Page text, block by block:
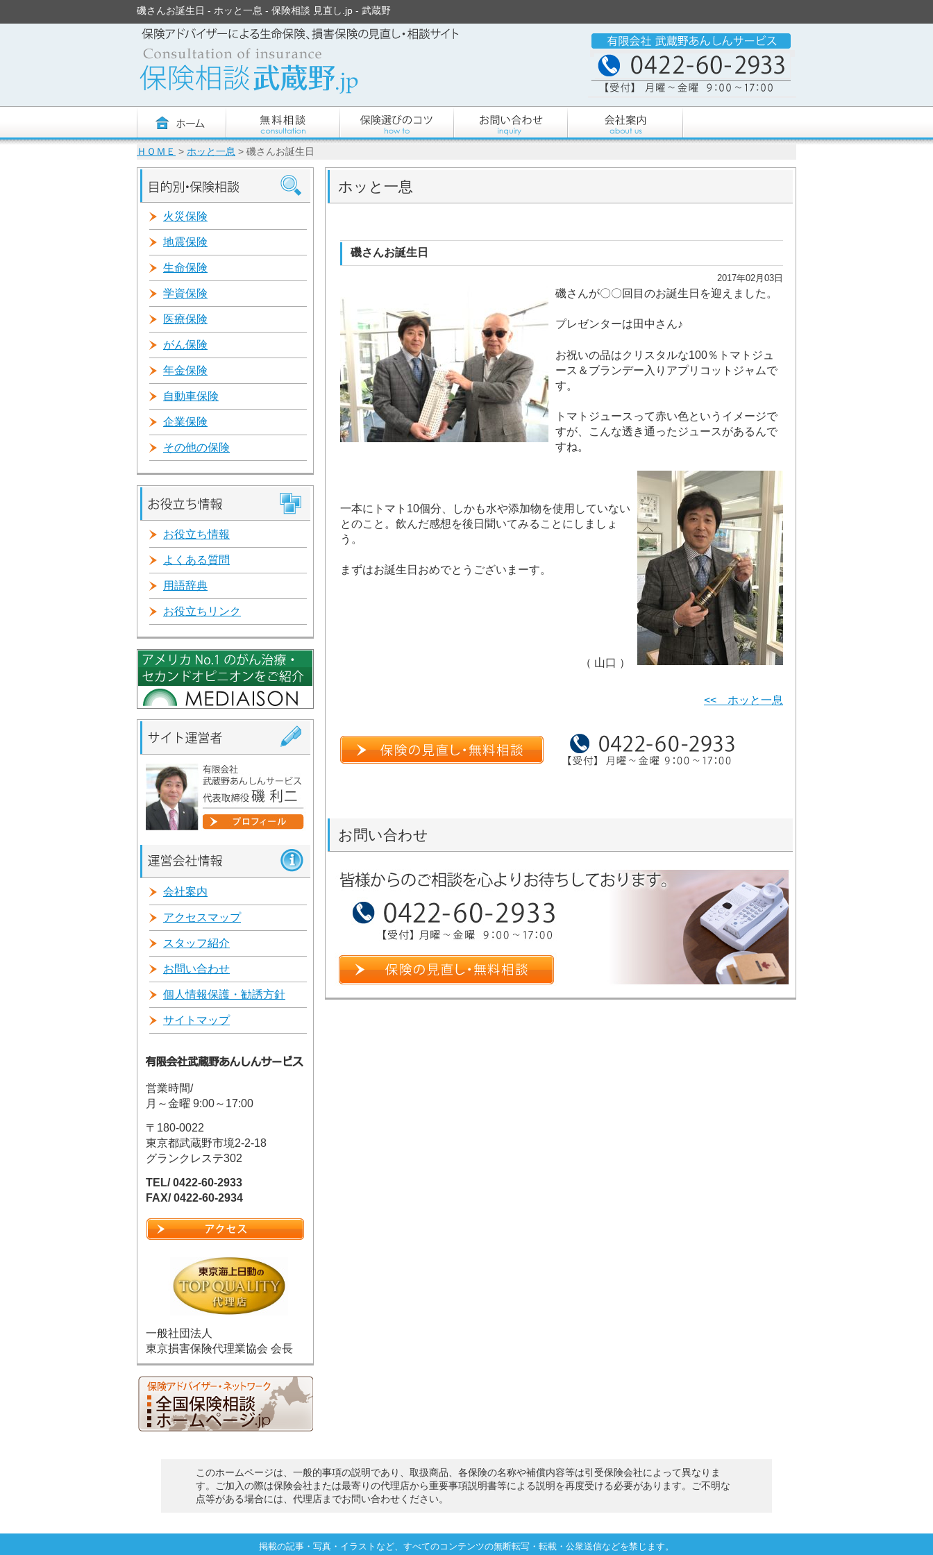
磯さんお誕生日 - ホッと一息 - 保険相談 見直し.jp - 武蔵野
ＨＯＭＥ > ホッと一息 > 磯さんお誕生日
ホッと一息
磯さんお誕生日
2017年02月03日
磯さんが〇〇回目のお誕生日を迎えました。
プレゼンターは田中さん♪
お祝いの品はクリスタルな100％トマトジュ
ース＆ブランデー入りアプリコットジャムで
す。
トマトジュースって赤い色というイメージで
すが、こんな透き通ったジュースがあるんで
すね。
一本にトマト10個分、しかも水や添加物を使用していない
とのこと。飲んだ感想を後日聞いてみることにしましょ
う。
まずはお誕生日おめでとうございまーす。
（ 山口 ）
<< ホッと一息
お問い合わせ
火災保険
地震保険
生命保険
学資保険
医療保険
がん保険
年金保険
自動車保険
企業保険
その他の保険
お役立ち情報
よくある質問
用語辞典
お役立ちリンク
会社案内
アクセスマップ
スタッフ紹介
お問い合わせ
個人情報保護・勧誘方針
サイトマップ
営業時間/
月～金曜 9:00～17:00
〒180-0022
東京都武蔵野市境2-2-18
グランクレステ302
TEL/ 0422-60-2933
FAX/ 0422-60-2934
一般社団法人
東京損害保険代理業協会 会長
このホームページは、一般的事項の説明であり、取扱商品、各保険の名称や補償内容等は引受保険会社によって異なりま
す。ご加入の際は保険会社または最寄りの代理店から重要事項説明書等による説明を再度受ける必要があります。ご不明な
点等がある場合には、代理店までお問い合わせください。
掲載の記事・写真・イラストなど、すべてのコンテンツの無断転写・転載・公衆送信などを禁じます。